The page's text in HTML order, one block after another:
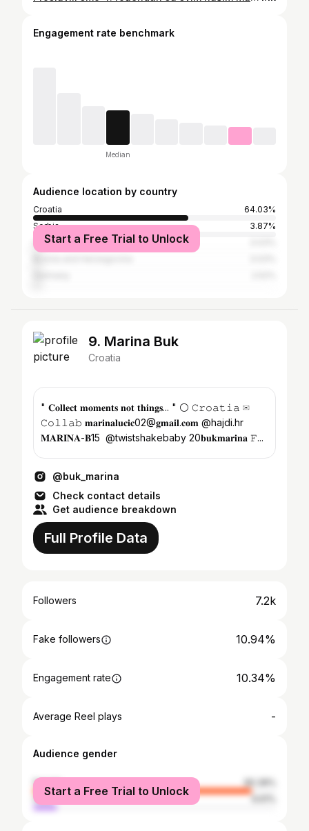
Engagement rate benchmark
Median
Audience location by country
Croatia
64.03%
Serbia
3.87%
United States
Start a Free Trial to Unlock
9. Marina Buk
Croatia
" 𝐂𝐨𝐥𝐥𝐞𝐜𝐭 𝐦𝐨𝐦𝐞𝐧𝐭𝐬 𝐧𝐨𝐭 𝐭𝐡𝐢𝐧𝐠𝐬... " ⚪ 𝙲𝚛𝚘𝚊𝚝𝚒𝚊 ✉
𝙲𝚘𝚕𝚕𝚊𝚋 𝐦𝐚𝐫𝐢𝐧𝐚𝐥𝐮𝐜𝐢𝐜02@𝐠𝐦𝐚𝐢𝐥.𝐜𝐨𝐦 @hajdi.hr
𝐌𝐀𝐑𝐈𝐍𝐀-𝐁15 @twistshakebaby 20𝐛𝐮𝐤𝐦𝐚𝐫𝐢𝐧𝐚 𝙵...
@buk_marina
Check contact details
Get audience breakdown
Full Profile Data
Followers 7.2k
Fake followers 10.94%
Engagement rate 10.34%
Average Reel plays -
Audience gender
female
90.39%
male
Start a Free Trial to Unlock